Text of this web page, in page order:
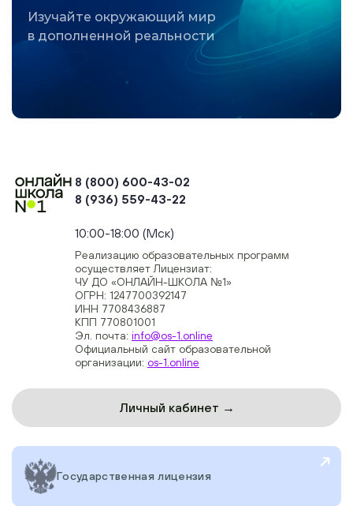
Изучайте окружающий мир
в дополненной реальности
8 (800) 600-43-02
8 (936) 559-43-22
10:00-18:00 (Мск)
Реализацию образовательных программ
осуществляет Лицензиат:
ЧУ ДО «ОНЛАЙН-ШКОЛА №1»
ОГРН: 1247700392147
ИНН 7708436887
КПП 770801001
Эл. почта: info@os-1.online
Официальный сайт образовательной
организации: os-1.online
Личный кабинет →
Государственная лицензия